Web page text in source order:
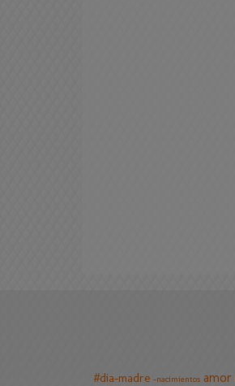
#dia-madre -nacimientos amor